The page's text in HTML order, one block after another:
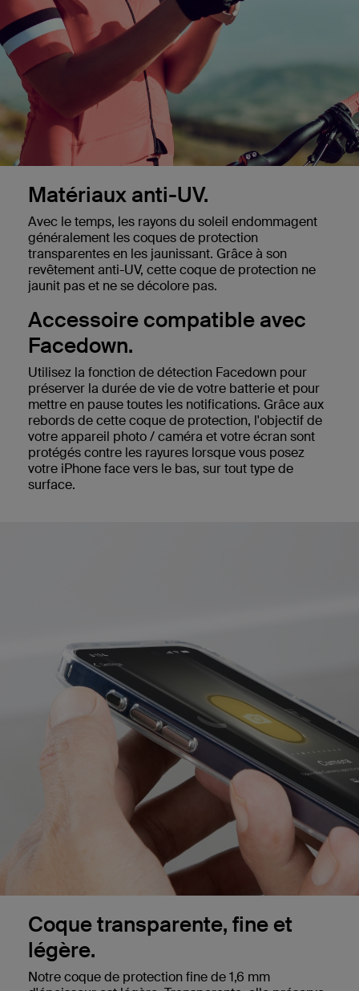
Matériaux anti-UV.
Avec le temps, les rayons du soleil endommagent
généralement les coques de protection
transparentes en les jaunissant. Grâce à son
revêtement anti-UV, cette coque de protection ne
jaunit pas et ne se décolore pas.
Accessoire compatible avec
Facedown.
Utilisez la fonction de détection Facedown pour
préserver la durée de vie de votre batterie et pour
mettre en pause toutes les notifications. Grâce aux
rebords de cette coque de protection, l'objectif de
votre appareil photo / caméra et votre écran sont
protégés contre les rayures lorsque vous posez
votre iPhone face vers le bas, sur tout type de
surface.
Coque transparente, fine et
légère.
Notre coque de protection fine de 1,6 mm